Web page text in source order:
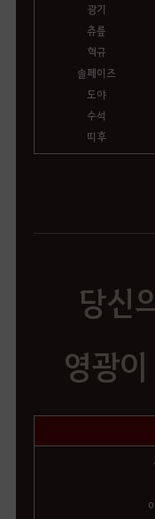
광기
츄릎
혁규
솔페이즈
도야
수석
띠후
당신
영광